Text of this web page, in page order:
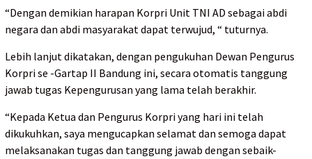
“Dengan demikian harapan Korpri Unit TNI AD sebagai abdi
negara dan abdi masyarakat dapat terwujud, “ tuturnya.
Lebih lanjut dikatakan, dengan pengukuhan Dewan Pengurus
Korpri se -Gartap II Bandung ini, secara otomatis tanggung
jawab tugas Kepengurusan yang lama telah berakhir.
“Kepada Ketua dan Pengurus Korpri yang hari ini telah
dikukuhkan, saya mengucapkan selamat dan semoga dapat
melaksanakan tugas dan tanggung jawab dengan sebaik-